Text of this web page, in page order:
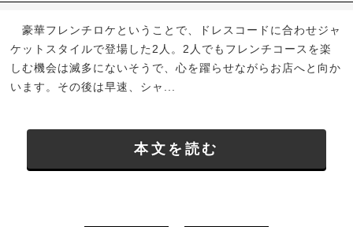
豪華フレンチロケということで、ドレスコードに合わせジャ
ケットスタイルで登場した2人。2人でもフレンチコースを楽
しむ機会は滅多にないそうで、心を躍らせながらお店へと向か
います。その後は早速、シャ...
本文を読む